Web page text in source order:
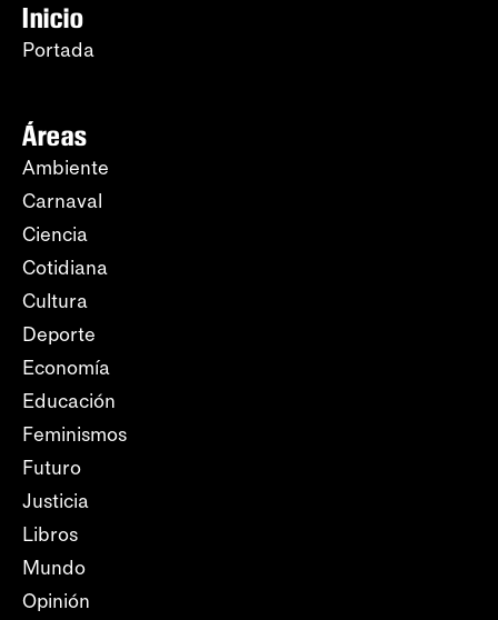
Inicio
Portada
Áreas
Ambiente
Carnaval
Ciencia
Cotidiana
Cultura
Deporte
Economía
Educación
Feminismos
Futuro
Justicia
Libros
Mundo
Opinión